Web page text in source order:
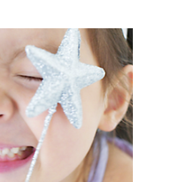
US-
leiten wir
anMake-A-